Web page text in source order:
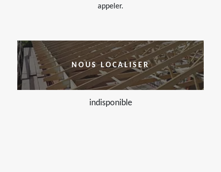
appeler.
NOUS LOCALISER
indisponible